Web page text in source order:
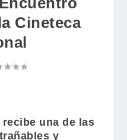
Cineteca
recibe una de las
y